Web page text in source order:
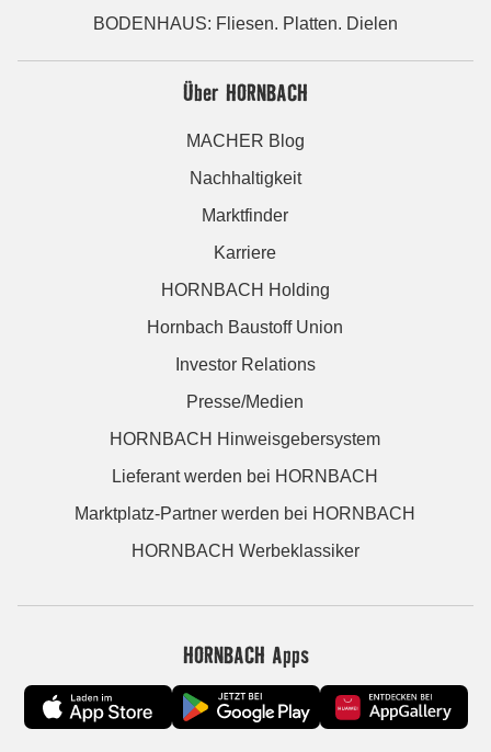
BODENHAUS: Fliesen. Platten. Dielen
Über HORNBACH
MACHER Blog
Nachhaltigkeit
Marktfinder
Karriere
HORNBACH Holding
Hornbach Baustoff Union
Investor Relations
Presse/Medien
HORNBACH Hinweisgebersystem
Lieferant werden bei HORNBACH
Marktplatz-Partner werden bei HORNBACH
HORNBACH Werbeklassiker
HORNBACH Apps